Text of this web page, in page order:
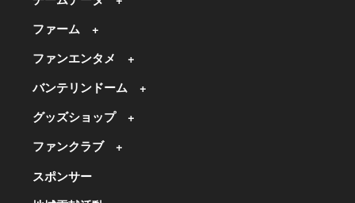
ファーム
ファンエンタメ
バンテリンドーム
グッズショップ
ファンクラブ
スポンサー